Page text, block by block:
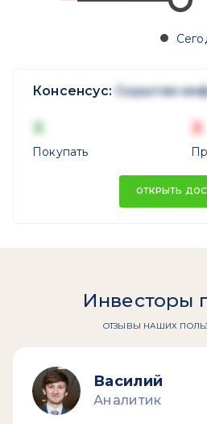
Консенсус: Скрытая
X
Покупать
X
ОТКРЫТЬ
Инвесторы
ОТЗЫВЫ НАШИХ
Василий
Аналитик